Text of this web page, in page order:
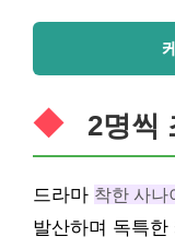
2명씩
드라마 착한 사나
발산하며 독특